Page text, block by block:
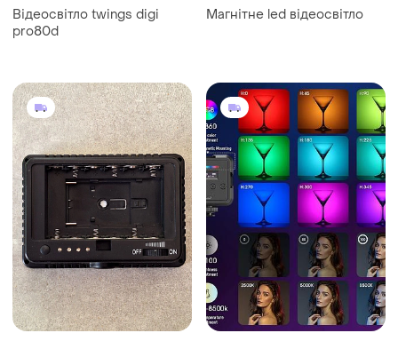
Відеосвітло twings digi
pro80d
Магнітне led відеосвітло